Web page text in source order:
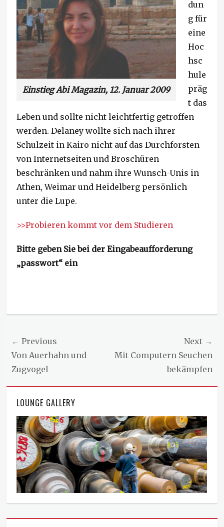
Einstieg Abi Magazin, 12. Januar 2009
dun
g für
eine
Hoc
hsc
hule
präg
t das
Leben und sollte nicht leichtfertig getroffen
werden. Delaney wollte sich nach ihrer
Schulzeit in Kairo nicht auf das Durchforsten
von Internetseiten und Broschüren
beschränken und nahm ihre Wunsch-Unis in
Athen, Weimar und Heidelberg persönlich
unter die Lupe.
>>Probieren kommt vor dem Studieren
Bitte geben Sie bei der Eingabeaufforderung
„passwort“ ein
Beitragsnavigation
← Previous
Previous
post:
Von Auerhahn und
Zugvogel
Next →
Next
Mit Computern Seuchen
bekämpfen
LOUNGE GALLERY